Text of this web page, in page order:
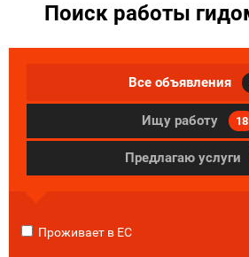
Поиск работы
Все объявления
Ищу работу 18
Предлагаю услуги
Проживает в ЕС